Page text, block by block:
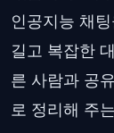
인공지능 채
길고 복잡한
른 사람과 공
로 정리해 주